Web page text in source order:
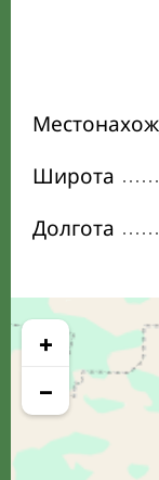
Широта
Долгота
+
−